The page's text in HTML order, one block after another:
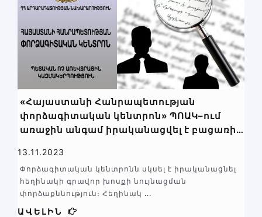
«Հայաստանի Հանրապետության
փորձագիտական կենտրոն» ՊՈԱԿ–ում
առաջին անգամ իրականացվել է բացառիկ
գրավոր խոսքի նույնացման
փորձաքննություն
13.11.2023
Փորձագիտական կենտրոնն սկսել է իրականացնել
հեղինակի գրավոր խոսքի նույնացման
փորձաքննություն։ Հեղինակ ...
ԱՎԵԼԻՆ